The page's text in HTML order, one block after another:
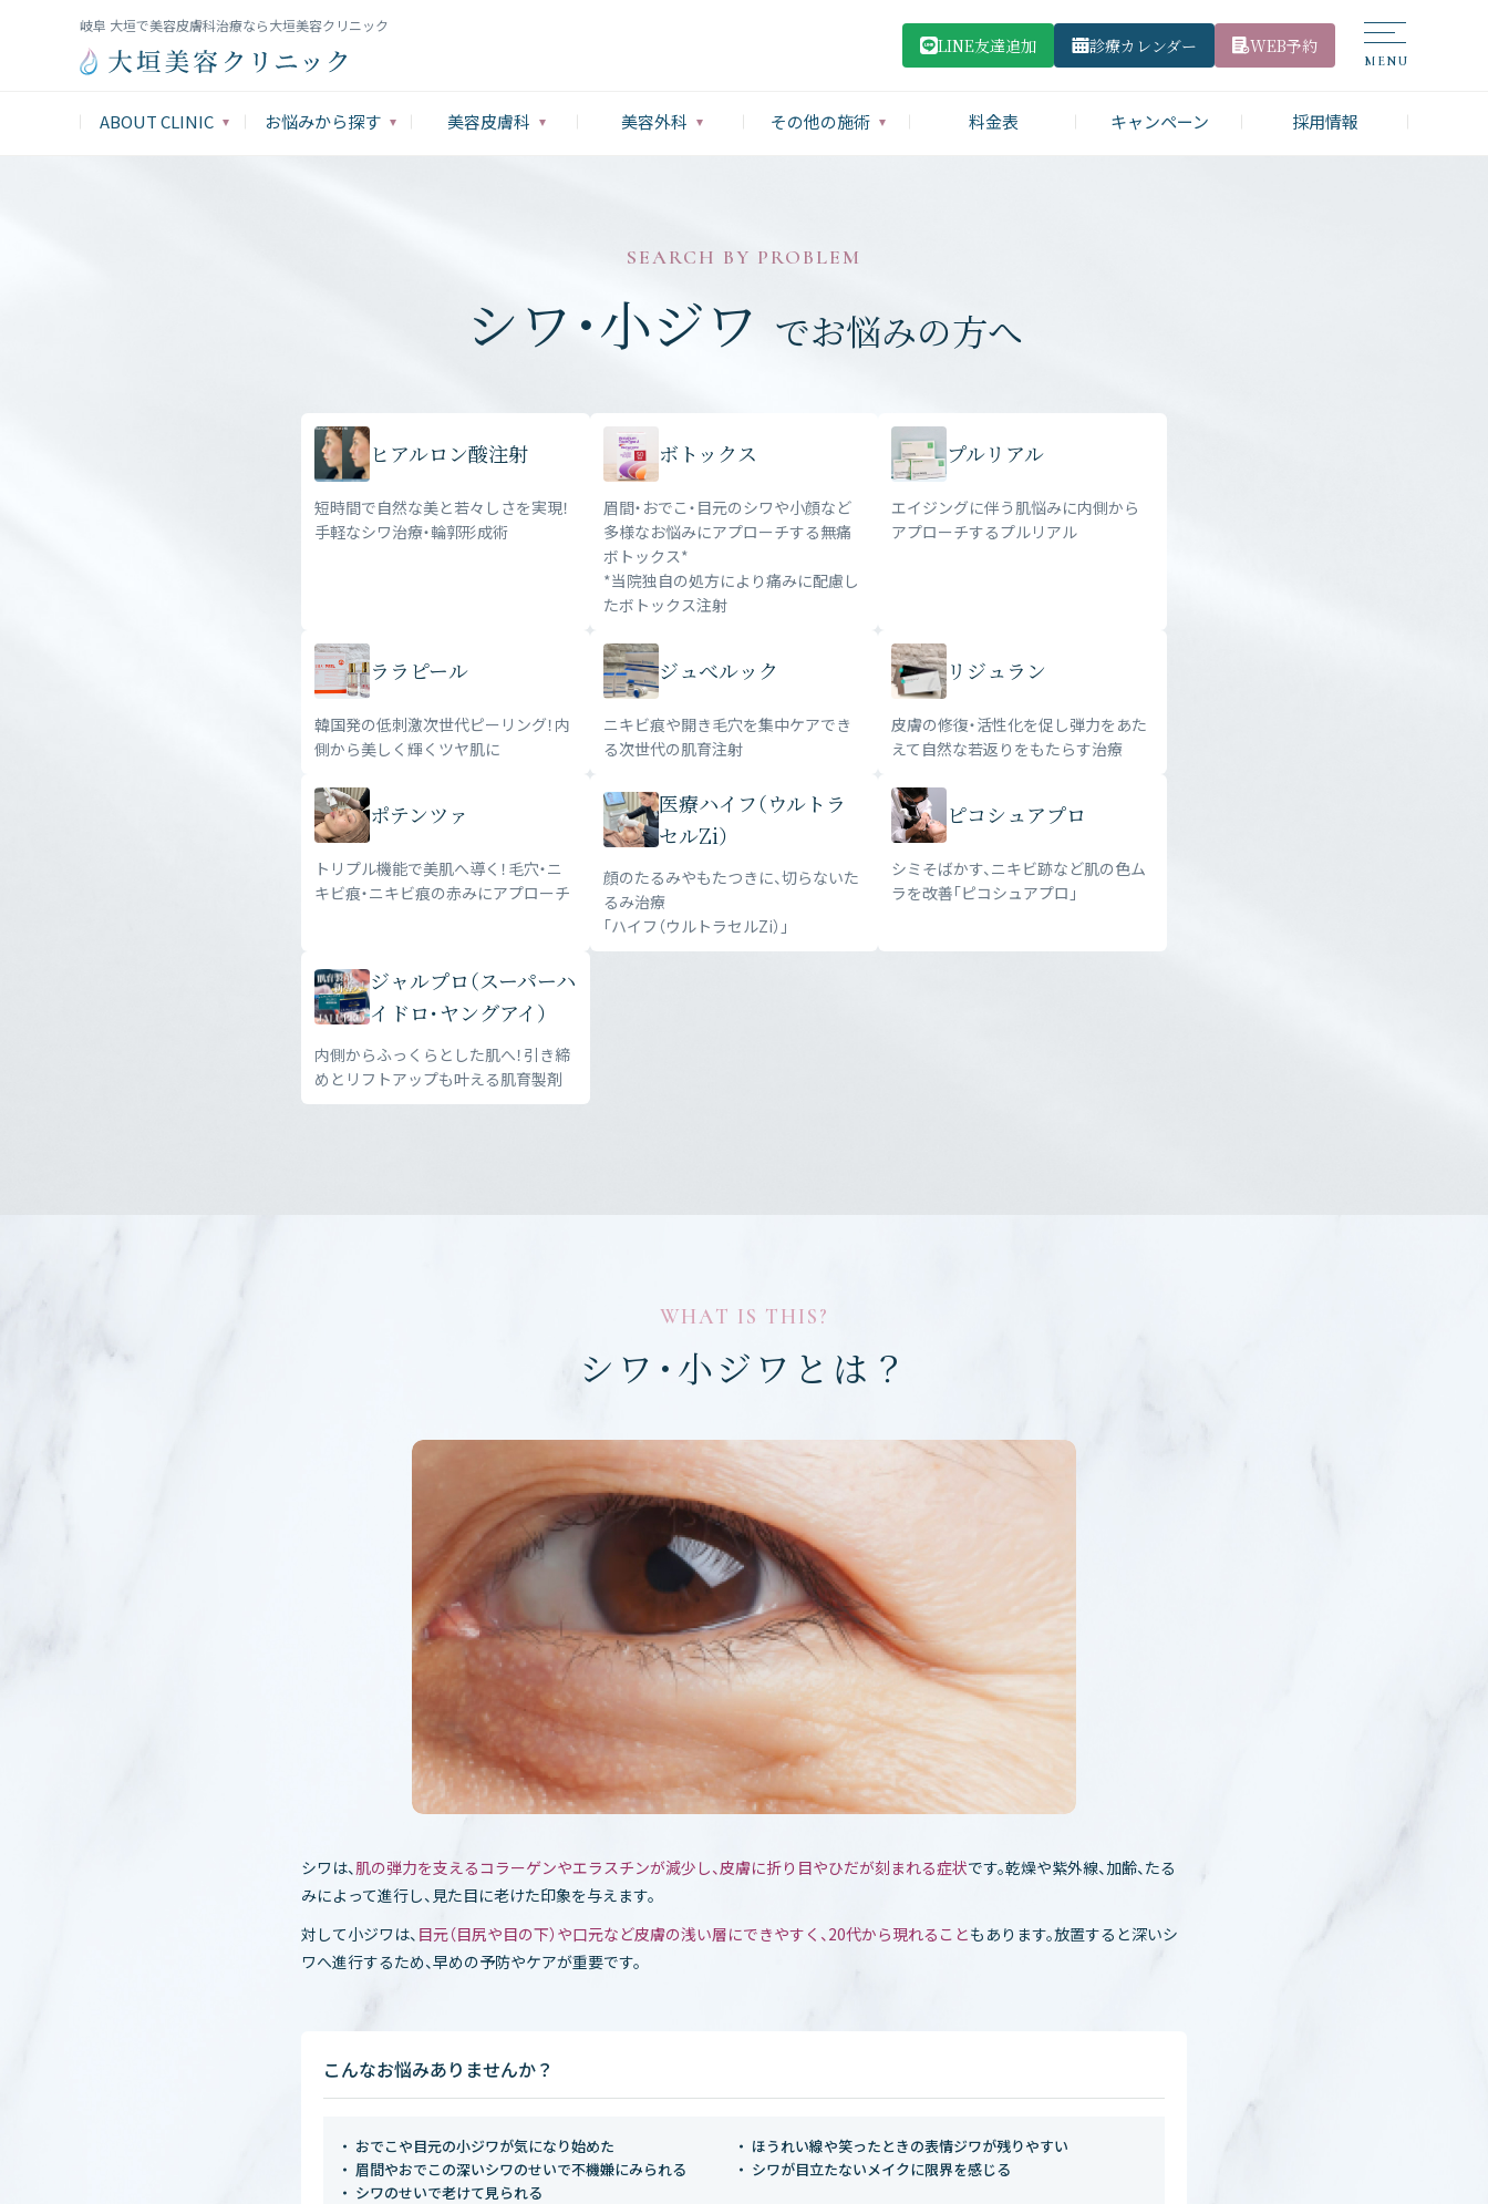
岐阜 大垣で美容皮膚科治療なら大垣美容クリニック
LINE友達追加 診療カレンダー WEB予約
ABOUT CLINIC お悩みから探す 美容皮膚科 美容外科 その他の施術 料金表 キャンペーン 採用情報
SEARCH BY PROBLEM
シワ・小ジワ でお悩みの方へ
ヒアルロン酸注射
短時間で自然な美と若々しさを実現！
手軽なシワ治療・輪郭形成術
ボトックス
眉間・おでこ・目元のシワや小顔など
多様なお悩みにアプローチする無痛
ボトックス*
*当院独自の処方により痛みに配慮し
たボトックス注射
プルリアル
エイジングに伴う肌悩みに内側から
アプローチするプルリアル
ララピール
韓国発の低刺激次世代ピーリング！内
側から美しく輝くツヤ肌に
ジュべルック
ニキビ痕や開き毛穴を集中ケアでき
る次世代の肌育注射
リジュラン
皮膚の修復・活性化を促し弾力をあた
えて自然な若返りをもたらす治療
ポテンツァ
トリプル機能で美肌へ導く！毛穴・ニ
キビ痕・ニキビ痕の赤みにアプローチ
医療ハイフ（ウルトラ
セルZi）
顔のたるみやもたつきに、切らないた
るみ治療
「ハイフ（ウルトラセルZi）」
ピコシュアプロ
シミそばかす、ニキビ跡など肌の色ム
ラを改善「ピコシュアプロ」
ジャルプロ（スーパーハ
イドロ・ヤングアイ）
内側からふっくらとした肌へ！引き締
めとリフトアップも叶える肌育製剤
WHAT IS THIS?
シワ・小ジワとは？
シワは、 肌の弾力を支えるコラーゲンやエラスチンが減少し、皮膚に折り目やひだが刻まれる症状です。乾燥や紫外線、加齢、たる
みによって進行し、見た目に老けた印象を与えます。
対して小ジワは、 目元（目尻や目の下）や口元など皮膚の浅い層にできやすく、20代から現れることもあります。放置すると深いシ
ワへ進行するため、早めの予防やケアが重要です。
こんなお悩みありませんか？
おでこや目元の小ジワが気になり始めた
ほうれい線や笑ったときの表情ジワが残りやすい
眉間やおでこの深いシワのせいで不機嫌にみられる
シワが目立たないメイクに限界を感じる
シワのせいで老けて見られる